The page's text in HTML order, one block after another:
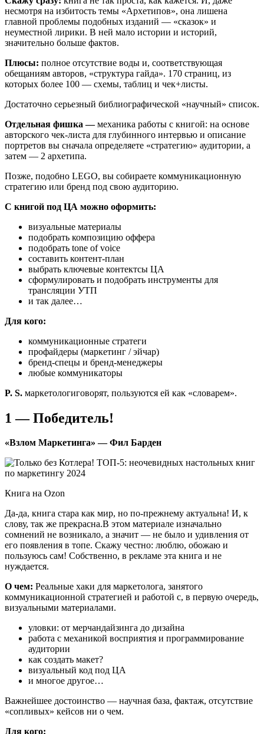
несмотря на избитость темы «Архетипов», она лишена
главной проблемы подобных изданий — «сказок» и
неуместной лирики. В ней мало истории и историй,
значительно больше фактов.
Плюсы: полное отсутствие воды и, соответствующая
обещаниям авторов, «структура гайда». 170 страниц, из
которых более 100 — схемы, таблиц и чек+листы.
Достаточно серьезный библиографической «научный» список.
Отдельная фишка —механика работы с книгой: на основе
авторского чек-листа для глубинного интервью и описание
портретов вы сначала определяете «стратегию» аудитории, а
затем — 2 архетипа.
Позже, подобно LEGO, вы собираете коммуникационную
стратегию или бренд под свою аудиторию.
С книгой под ЦА можно оформить:
визуальные материалы
подобрать композицию оффера
подобрать tone of voice
составить контент-план
выбрать ключевые контектсы ЦА
сформулировать и подобрать инструменты для
трансляции УТП
и так далее…
Для кого:
коммуникационные стратеги
профайдеры (маркетинг / эйчар)
бренд-спецы и бренд-менеджеры
любые коммуникаторы
P. S. маркетологиговорят, пользуются ей как «словарем».
1 — Победитель!
«Взлом Маркетинга» — Фил Барден
Книга на Ozon
Да-да, книга стара как мир, но по-прежнему актуальна! И, к
слову, так же прекрасна.В этом материале изначально
сомнений не возникало, а значит — не было и удивления от
его появления в топе. Скажу честно: люблю, обожаю и
пользуюсь сам! Собственно, в рекламе эта книга и не
нуждается.
О чем: Реальные хаки для маркетолога, занятого
коммуникационной стратегией и работой с, в первую очередь,
визуальными материалами.
уловки: от мерчандайзинга до дизайна
работа с механикой восприятия и программирование
аудитории
как создать макет?
визуальный код под ЦА
и многое другое…
Важнейшее достоинство — научная база, фактаж, отсутствие
«сопливых» кейсов ни о чем.
Для кого: